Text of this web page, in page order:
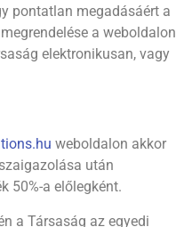
pontatlan megadásáért a
a weboldalon
elektronikusan, vagy
weboldalon akkor
után
50%-a előlegként.
a Társaság az egyedi